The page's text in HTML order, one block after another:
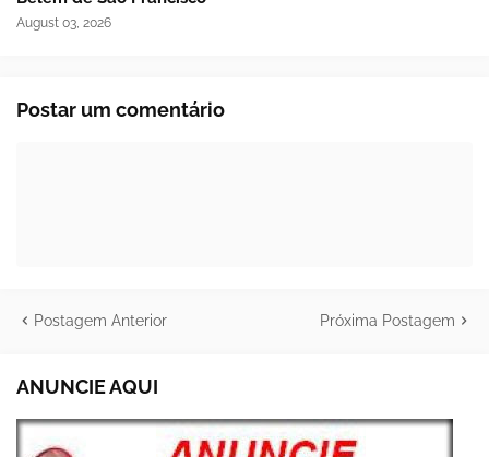
August 03, 2026
Postar um comentário
Postagem Anterior Próxima Postagem
ANUNCIE AQUI